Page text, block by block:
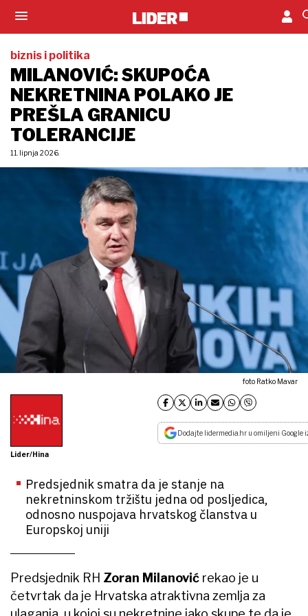
biznis i politika
MILANOVIĆ: SKUPOĆA
NEKRETNINA POLAKO JE
PREŠLA GRANICU
TOLERANCIJE
11. lipnja 2026.
foto Ratko Mavar
Lider/Hina
Dodajte lidermedia.hr u omiljeni Google
Predsjednik smatra da je stanje na
nekretninskom tržištu jedna od posljedica,
odnosno nuspojava hrvatskog članstva u
Europskoj uniji
Predsjednik RH Zoran Milanović rekao je u
četvrtak da je Hrvatska atraktivna zemlja za